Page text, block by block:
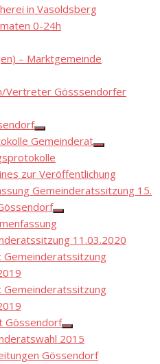
in Vasoldsberg
0-24h
– Marktgemeinde
Vertreter Gösssendorfer
Show
sub
menu
Gemeinderat
Show
menu
zur Veröffentlichung
Gemeinderatssitzung 15.
Show
menu11.03.2020
Gemeinderatssitzung
Gemeinderatssitzung
Gössendorf
Show
sub
menu
2015
Gössendorf